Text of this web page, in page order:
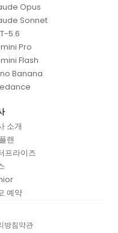
Opus
Sonnet
5.6
Pro
Flash
Banana
소개
랜
프라이즈
예약
방침약관